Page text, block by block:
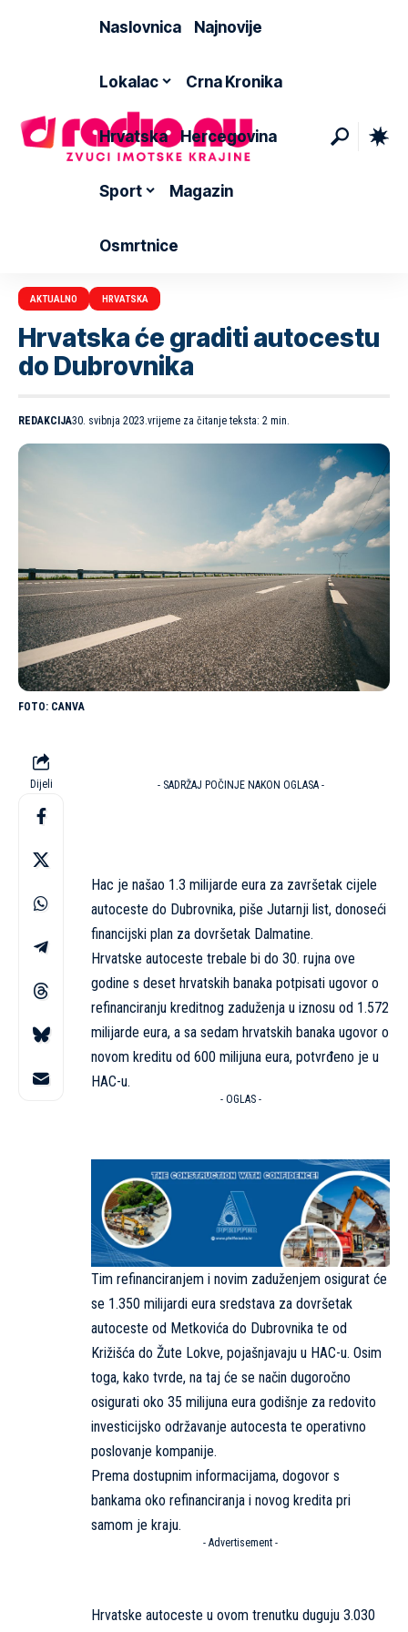
Naslovnica Najnovije
Lokalac Crna Kronika
Hrvatska Hercegovina
Sport Magazin
Osmrtnice
AKTUALNO HRVATSKA
Hrvatska će graditi autocestu
do Dubrovnika
REDAKCIJA30. svibnja 2023.vrijeme za čitanje teksta: 2 min.
CANVA
Dijeli - SADRŽAJ POČINJE NAKON OGLASA -
Hac je našao 1.3 milijarde eura za završetak cijele
autoceste do Dubrovnika, piše Jutarnji list, donoseći
financijski plan za dovršetak Dalmatine.
Hrvatske autoceste trebale bi do 30. rujna ove
godine s deset hrvatskih banaka potpisati ugovor o
refinanciranju kreditnog zaduženja u iznosu od 1.572
milijarde eura, a sa sedam hrvatskih banaka ugovor o
novom kreditu od 600 milijuna eura, potvrđeno je u
HAC-u.
- OGLAS -
Tim refinanciranjem i novim zaduženjem osigurat će
se 1.350 milijardi eura sredstava za dovršetak
autoceste od Metkovića do Dubrovnika te od
Križišća do Žute Lokve, pojašnjavaju u HAC-u. Osim
toga, kako tvrde, na taj će se način dugoročno
osigurati oko 35 milijuna eura godišnje za redovito
investicijsko održavanje autocesta te operativno
poslovanje kompanije.
Prema dostupnim informacijama, dogovor s
bankama oko refinanciranja i novog kredita pri
samom je kraju.
- Advertisement -
Hrvatske autoceste u ovom trenutku duguju 3.030